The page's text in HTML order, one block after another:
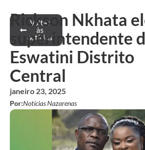
Voltar
às
notícias
Rickson Nkhata
superintendente
Eswatini Distrito
Central
janeiro 23, 2025
Por:Notícias Nazarenas